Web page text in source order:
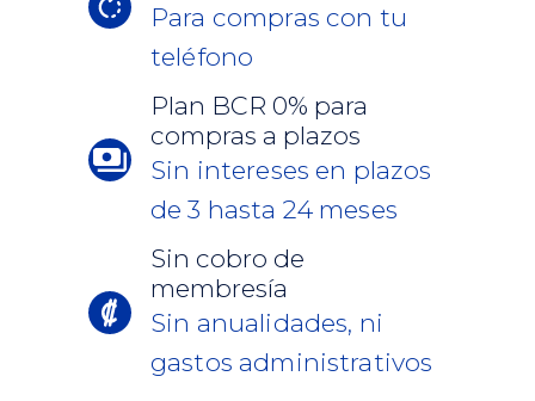
Para compras con tu
teléfono
Plan BCR 0% para
compras a plazos
Sin intereses en plazos
de 3 hasta 24 meses
Sin cobro de
membresía
Sin anualidades, ni
gastos administrativos